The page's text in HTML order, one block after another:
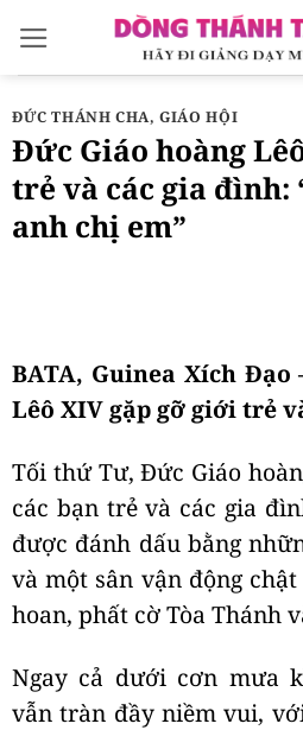
qua
nội
dung
ĐỨC THÁNH CHA,GIÁO HỘI
Đức Giáo hoàng
trẻ và các gia đình:
anh chị em”
BATA, Guinea Xích
Lêô XIV gặp gỡ giới trẻ
Tối thứ Tư, Đức Giáo
các bạn trẻ và các gia
được đánh dấu bằng
và một sân vận động
hoan, phất cờ Tòa Thánh
Ngay cả dưới cơn mưa
vẫn tràn đầy niềm vui,